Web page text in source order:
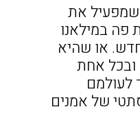
את
פה במילאנו
או שהיא
ובכל אחת
לעולמם
של אמנים